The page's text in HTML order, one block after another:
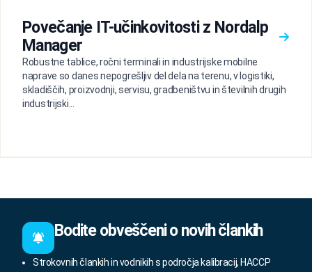
Povečanje IT-učinkovitosti z Nordalp
Manager
Robustne tablice, ročni terminali in industrijske mobilne
naprave so danes nepogrešljiv del dela na terenu, v logistiki,
skladiščih, proizvodnji, servisu, gradbeništvu in številnih drugih
industrijski...
Bodite obveščeni o novih člankih
Strokovnih člankih in vodnikih s področja kalibracij, HACCP